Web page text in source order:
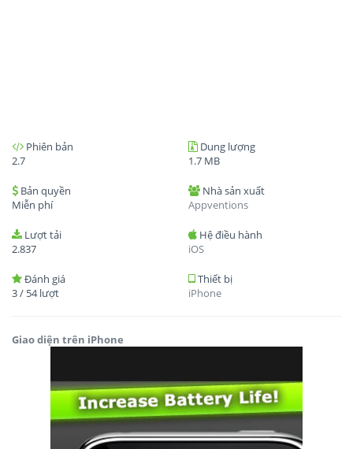
Phiên bản
2.7
Dung lượng
1.7 MB
Bản quyền
Miễn phí
Nhà sản xuất
Appventions
Lượt tải
2.837
Hệ điều hành
iOS
Đánh giá
3/ 54lượt
Thiết bị
iPhone
Giao diện trên iPhone